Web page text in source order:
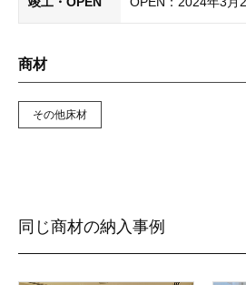
商材
その他床材
同じ商材の納入事例